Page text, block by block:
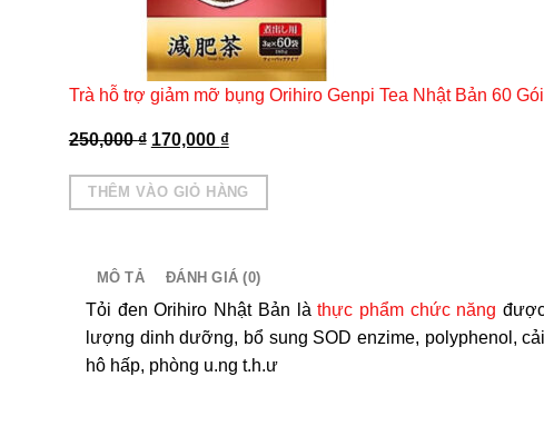
Trà hỗ trợ giảm mỡ bụng Orihiro Genpi Tea Nhật Bản 60 Gói
250,000₫ Giá
là:
250,000 ₫.
170,000 ₫Giá
tại
là:
170,000 ₫.
THÊM VÀO GIỎ HÀNG
MÔ TẢ ĐÁNH GIÁ (0)
Tỏi đen Orihiro Nhật Bản làthực phẩm chức năng
lượng dinh dưỡng, bổ sung SOD enzime, polyphenol,
hô hấp, phòng u.ng t.h.ư